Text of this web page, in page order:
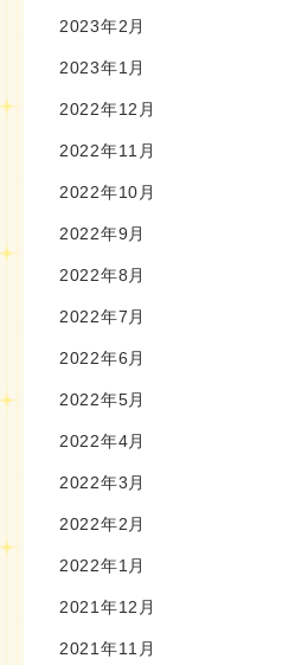
2023年2月
2023年1月
2022年12月
2022年11月
2022年10月
2022年9月
2022年8月
2022年7月
2022年6月
2022年5月
2022年4月
2022年3月
2022年2月
2022年1月
2021年12月
2021年11月